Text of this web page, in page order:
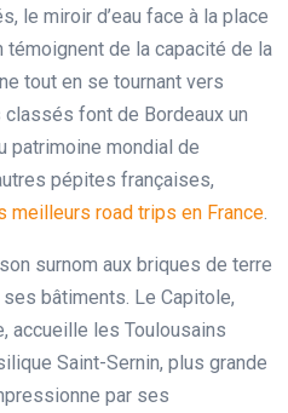
le miroir d’eau face à la place
témoignent de la capacité de la
tout en se tournant vers
classés font de Bordeaux un
patrimoine mondial de
pépites françaises,
meilleurs road trips en France.
surnom aux briques de terre
bâtiments. Le Capitole,
accueille les Toulousains
Saint-Sernin, plus grande
par ses